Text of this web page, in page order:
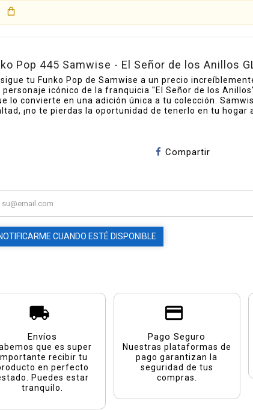
Pop 445 Samwise - El Señor de los Anillos
tu Funko Pop de Samwise a un precio
personaje icónico de la franquicia "El Señor de los
lo convierte en una adición única a tu colección.
¡no te pierdas la oportunidad de tenerlo en tu hogar
Compartir
CUANDO ESTÉ DISPONIBLE
Envíos
que es super
recibir tu
en perfecto
Puedes estar
tranquilo.
Pago Seguro
Nuestras plataformas de
pago garantizan la
seguridad de tus
compras.